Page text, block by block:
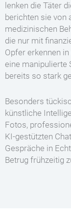
lenken die Täter
berichten sie von
medizinischen
die nur mit
Opfer erkennen
eine manipulierte
bereits so stark
Besonders
künstliche
Fotos,
KI-gestützten
Gespräche in
Betrug frühzeitig